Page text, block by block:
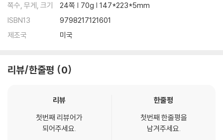
쪽수, 무게, 크기
24쪽 | 70g | 147*223*5mm
ISBN13
9798217121601
제조국
미국
리뷰/한줄평 0
리뷰
첫번째 리뷰어가
되어주세요.
한줄평
첫번째 한줄평을
남겨주세요.